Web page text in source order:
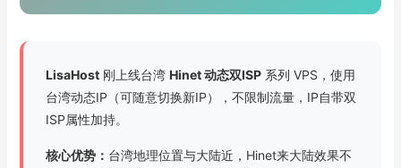
LisaHost刚上线台湾 Hinet 动态双ISP系列 VPS，使用
台湾动态IP（可随意切换新IP），不限制流量，IP自带双
ISP属性加持。
核心优势： 台湾地理位置与大陆近，Hinet来大陆效果不